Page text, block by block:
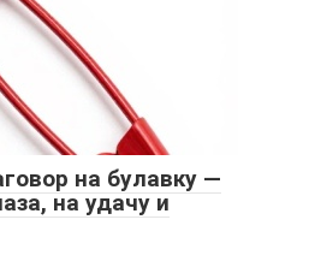
на булавку —
на удачу и